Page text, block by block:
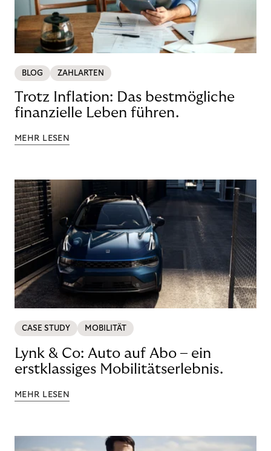
BLOG ZAHLARTEN
Trotz Inflation: Das bestmögliche
finanzielle Leben führen.
MEHR LESEN
CASE STUDY MOBILITÄT
Lynk & Co: Auto auf Abo – ein
erstklassiges Mobilitätserlebnis.
MEHR LESEN